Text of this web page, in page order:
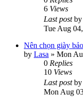
6 Views
Last postby
Tue Aug
Nên chọn giày
by Lasa » Mon
0 Replies
10 Views
Last postby
Mon Aug